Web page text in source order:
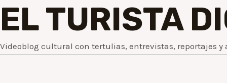
EL TURISTA
Videoblog cultural con tertulias, entrevistas, reportajes y